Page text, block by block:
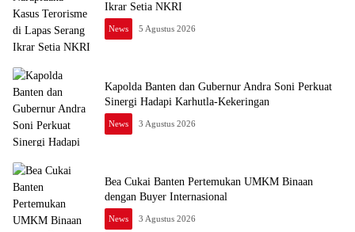
Ikrar Setia NKRI
News 5 Agustus 2026
Kapolda Banten dan Gubernur Andra Soni Perkuat
Sinergi Hadapi Karhutla-Kekeringan
News 3 Agustus 2026
Bea Cukai Banten Pertemukan UMKM Binaan
dengan Buyer Internasional
News 3 Agustus 2026